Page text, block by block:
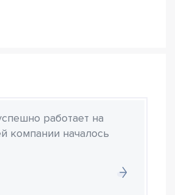
работает на
компании началось